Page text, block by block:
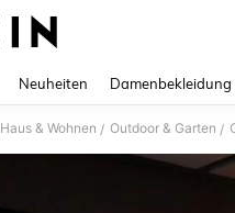
Neuheiten Damenbekleidung
Haus & Wohnen / Outdoor & Garten /